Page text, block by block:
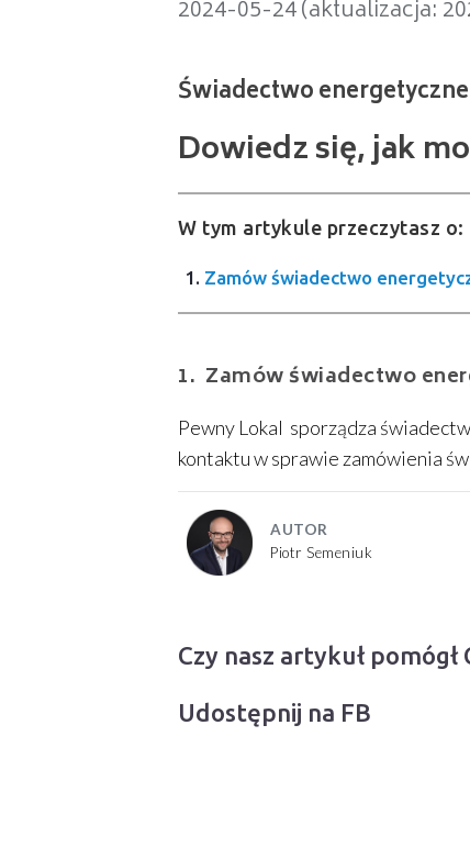
2024-05-24 (aktualizacja:
Dowiedz się, jak
W tym artykule przeczytasz o:
Zamów świadectwo
Zamów świadectwo
Pewny Lokal sporządza
kontaktu w sprawie zamówienia
AUTOR
Piotr Semeniuk
Czy nasz artykuł
Udostępnij na FB